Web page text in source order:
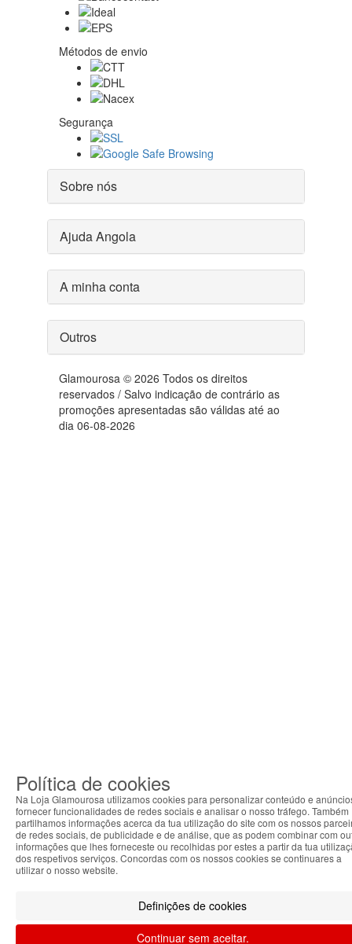
Métodos de envio
Segurança
Sobre nós
Ajuda Angola
A minha conta
Outros
Glamourosa © 2026 Todos os direitos
reservados / Salvo indicação de contrário as
promoções apresentadas são válidas até ao
dia 06-08-2026
Política de cookies
Na Loja Glamourosa utilizamos cookies para personalizar conteúdo e
fornecer funcionalidades de redes sociais e analisar o nosso tráfego. Também
partilhamos informações acerca da tua utilização do site com os nossos
de redes sociais, de publicidade e de análise, que as podem combinar com
informações que lhes forneceste ou recolhidas por estes a partir da tua
dos respetivos serviços. Concordas com os nossos cookies se continuares a
utilizar o nosso website.
Definições de cookies
Continuar sem aceitar.